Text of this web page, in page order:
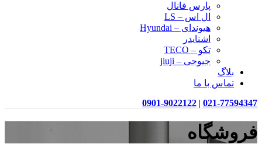
پارس فانال
ال اس – LS
هیوندای – Hyundai
اشنایدر
تکو – TECO
جیوجی – jiuji
بلاگ
تماس با ما
021-77594347
|
0901-9022122
فروشگاه